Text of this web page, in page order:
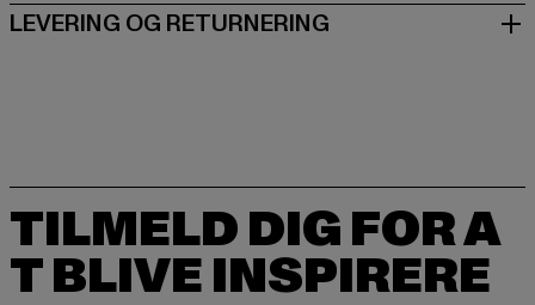
LEVERING OG RETURNERING
TILMELD DIG FOR A
T BLIVE INSPIRERE